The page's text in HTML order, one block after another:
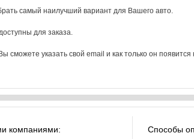
самый наилучший вариант для Вашего авто.
для заказа.
сможете указать свой email и как только он
компаниями: Способы